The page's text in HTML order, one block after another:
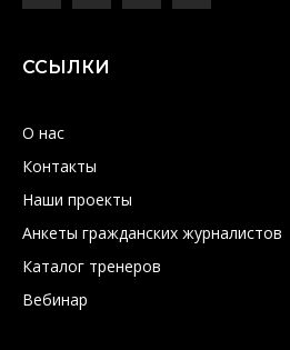
ССЫЛКИ
О нас
Контакты
Наши проекты
Анкеты гражданских журналистов
Каталог тренеров
Вебинар